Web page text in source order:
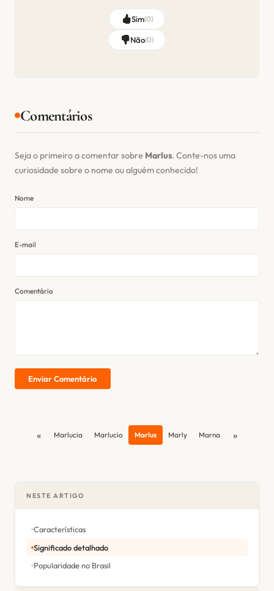
Sim(0)
Não(0)
Comentários
Seja o primeiro a comentar sobre Marlus. Conte-nos uma
curiosidade sobre o nome ou alguém conhecido!
Nome
E-mail
Comentário
Enviar Comentário
« Marlucia Marlucio Marlus Marly Marna »
NESTE ARTIGO
Características
Significado detalhado
Popularidade no Brasil